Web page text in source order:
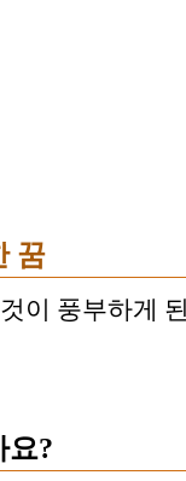
꿈
이 풍부하게
요?